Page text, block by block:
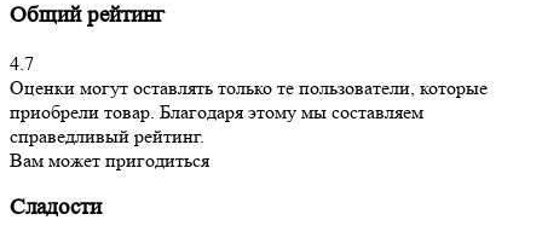
Общий рейтинг
4.7
Оценки могут оставлять только те пользователи, которые
приобрели товар. Благодаря этому мы составляем
справедливый рейтинг.
Вам может пригодиться
Сладости